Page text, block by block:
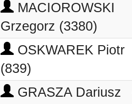
MACIOROWSKI
Grzegorz (3380)
OSKWAREK Piotr
(839)
GRASZA Dariusz